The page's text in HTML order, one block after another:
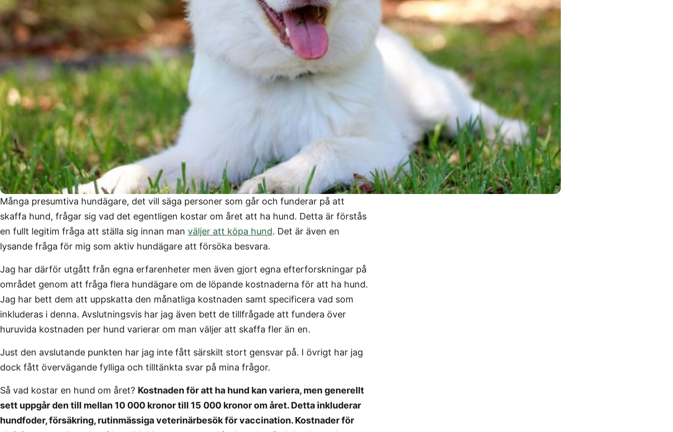
Många presumtiva hundägare, det vill säga personer som går och funderar på att
skaffa hund, frågar sig vad det egentligen kostar om året att ha hund. Detta är förstås
en fullt legitim fråga att ställa sig innan man väljer att köpa hund. Det är även en
lysande fråga för mig som aktiv hundägare att försöka besvara.
Jag har därför utgått från egna erfarenheter men även gjort egna efterforskningar på
området genom att fråga flera hundägare om de löpande kostnaderna för att ha hund.
Jag har bett dem att uppskatta den månatliga kostnaden samt specificera vad som
inkluderas i denna. Avslutningsvis har jag även bett de tillfrågade att fundera över
huruvida kostnaden per hund varierar om man väljer att skaffa fler än en.
Just den avslutande punkten har jag inte fått särskilt stort gensvar på. I övrigt har jag
dock fått övervägande fylliga och tilltänkta svar på mina frågor.
Så vad kostar en hund om året? Kostnaden för att ha hund kan variera, men generellt
sett uppgår den till mellan 10 000 kronor till 15 000 kronor om året. Detta inkluderar
hundfoder, försäkring, rutinmässiga veterinärbesök för vaccination. Kostnader för